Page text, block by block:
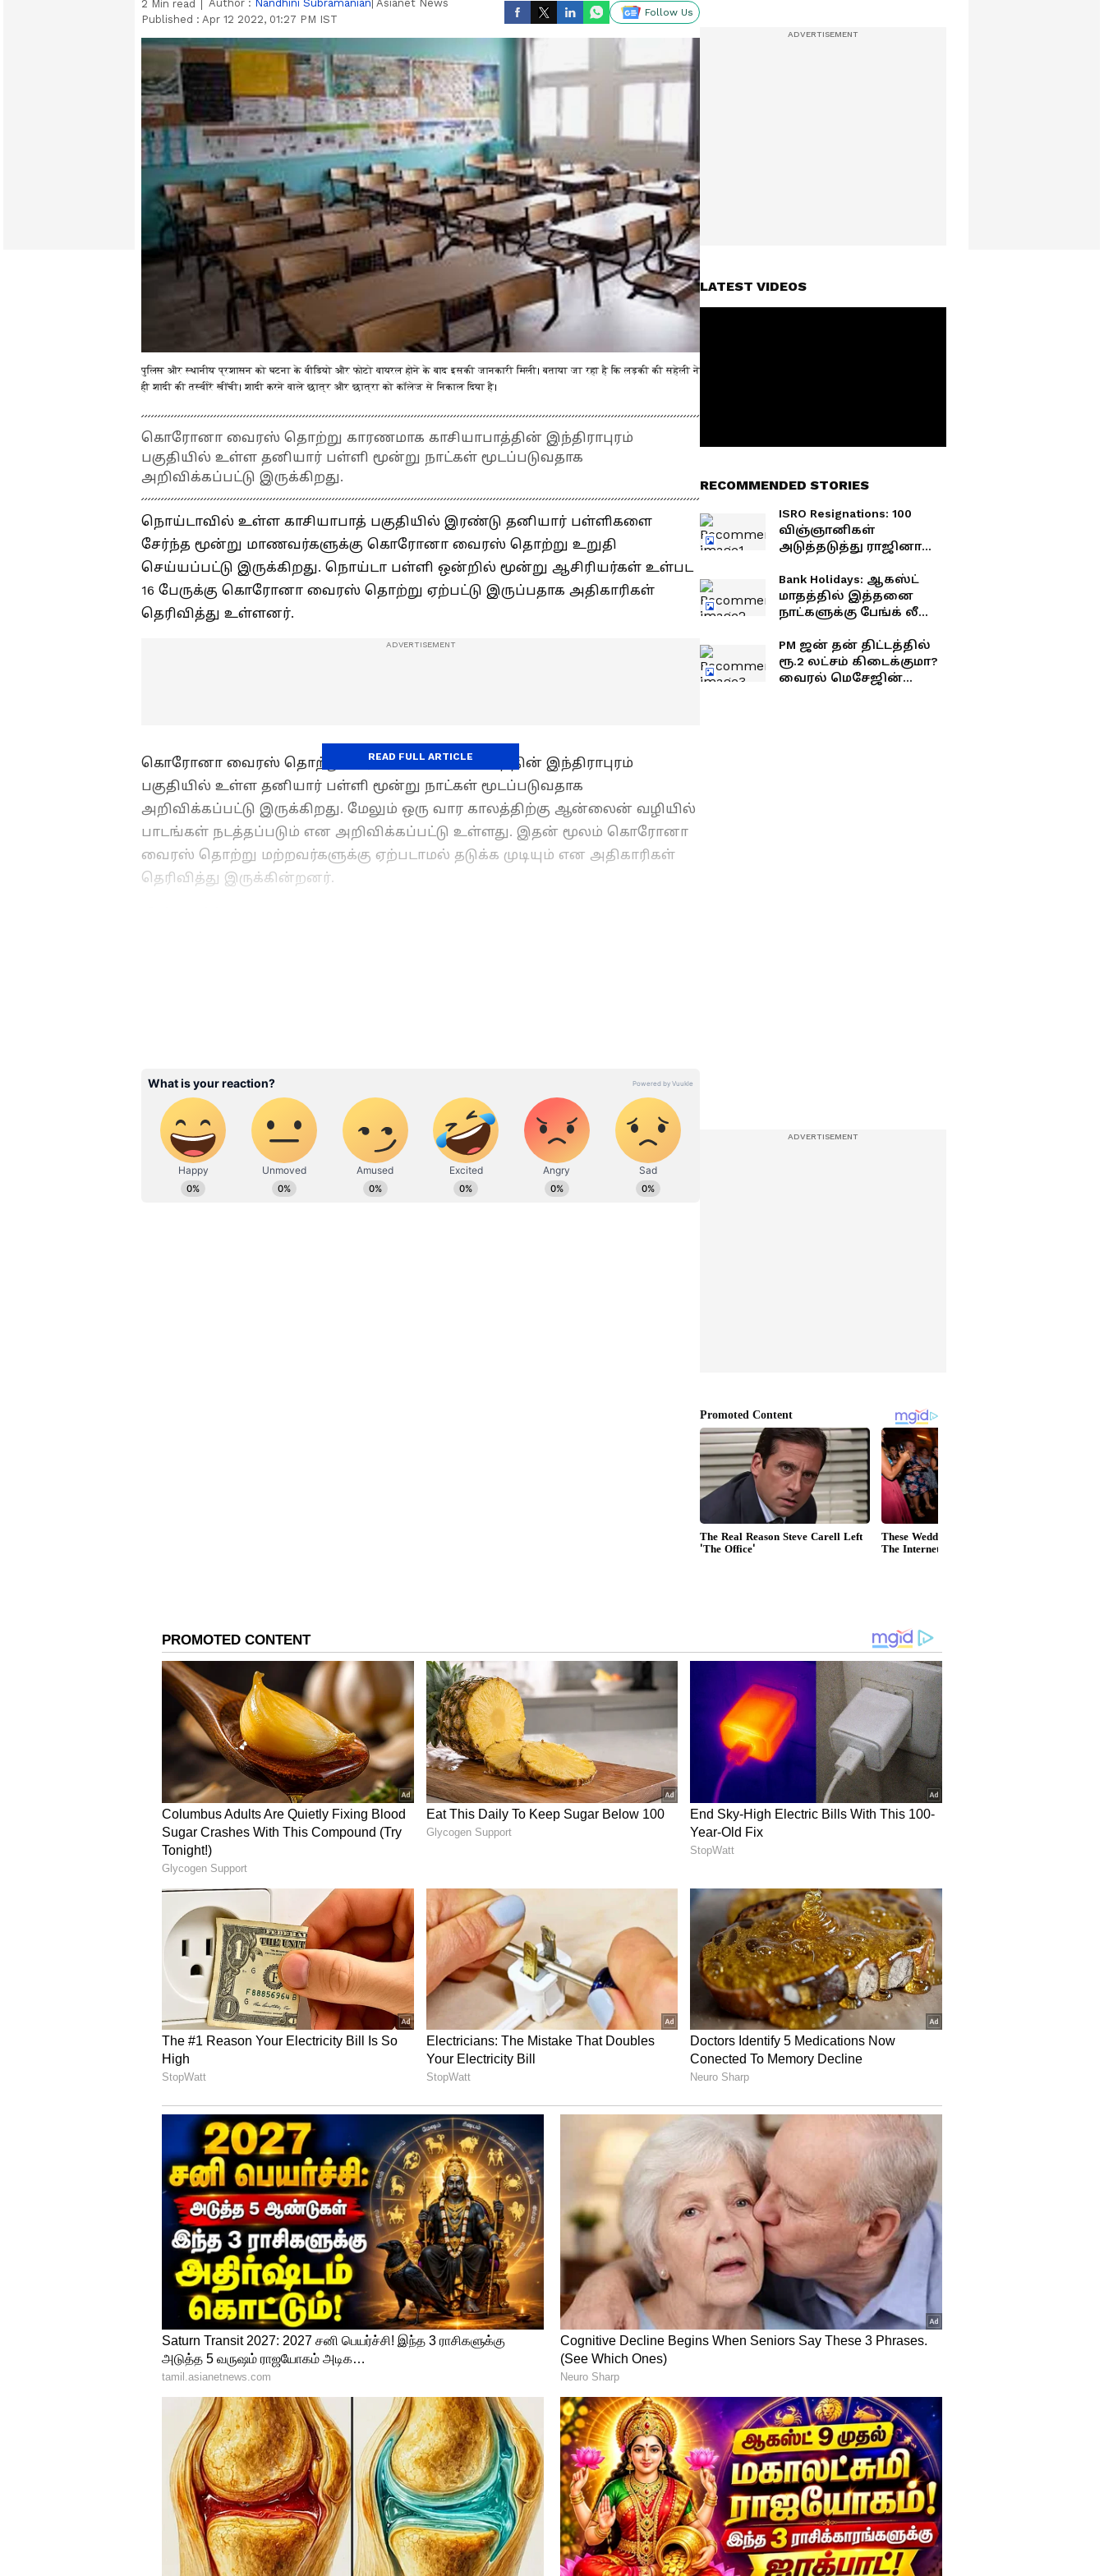
2 Min read Author : Nandhini Subramanian | Asianet News
Published : Apr 12 2022, 01:27 PM IST
Follow Us
पुलिस और स्थानीय प्रशासन को घटना के वीडियो और फोटो वायरल होने के बाद इसकी जानकारी मिली। बताया जा रहा है कि लड़की की सहेली ने
ही शादी की तस्वीरें खींची। शादी करने वाले छात्र और छात्रा को कॉलेज से निकाल दिया है।
கொரோனா வைரஸ் தொற்று காரணமாக காசியாபாத்தின் இந்திராபுரம்
பகுதியில் உள்ள தனியார் பள்ளி மூன்று நாட்கள் மூடப்படுவதாக
அறிவிக்கப்பட்டு இருக்கிறது.
நொய்டாவில் உள்ள காசியாபாத் பகுதியில் இரண்டு தனியார் பள்ளிகளை
சேர்ந்த மூன்று மாணவர்களுக்கு கொரோனா வைரஸ் தொற்று உறுதி
செய்யப்பட்டு இருக்கிறது. நொய்டா பள்ளி ஒன்றில் மூன்று ஆசிரியர்கள் உள்பட
16 பேருக்கு கொரோனா வைரஸ் தொற்று ஏற்பட்டு இருப்பதாக அதிகாரிகள்
தெரிவித்து உள்ளனர்.
கொரோனா வைரஸ் தொற்று காரணமாக காசியாபாத்தின் இந்திராபுரம்
பகுதியில் உள்ள தனியார் பள்ளி மூன்று நாட்கள் மூடப்படுவதாக
அறிவிக்கப்பட்டு இருக்கிறது. மேலும் ஒரு வார காலத்திற்கு ஆன்லைன் வழியில்
பாடங்கள் நடத்தப்படும் என அறிவிக்கப்பட்டு உள்ளது. இதன் மூலம் கொரோனா
வைரஸ் தொற்று மற்றவர்களுக்கு ஏற்படாமல் தடுக்க முடியும் என அதிகாரிகள்
தெரிவித்து இருக்கின்றனர்.
பாதிக்கப்பட்ட மூன்று பேரில் இருவர் ஒரே பள்ளியை சேர்ந்தவர்கள், இவர்களில்
ஒருவர் நொய்டாவில் சதித்து வருகிறார் என காசியாபாத் மூத்த மருத்துவ
பேர் பாதிக்கப்பட்ட பள்ளியில் தொடர்ந்து ஆன்லைன் வழி பாடம் நடத்த மாவட்ட
சுகாதார துறை அதிகாரிகள் தெரிவித்து இருக்கின்றனர்.
"ஆன்லைன் வழி பாடம் நடத்த திட்டமிட்டு இருக்கிறோம். பள்ளியை முழுமையாக
சுத்தப்படுத்த இருக்கிறோம். மாணவர்கள் ஏப்ரல் 18 ஆம் தேதி மீண்டும் பள்ளிக்கு
வர வேண்டும். பாதிக்கப்பட்டோருக்கு ரேபிட் ஆண்டிஜன் பரிசோதனையை
கொண்டு வர வேண்டும்," என பள்ளி அதிகாரி தெரிவித்தார்.
READ FULL ARTICLE
LATEST VIDEOS
RECOMMENDED STORIES
ISRO Resignations: 100
விஞ்ஞானிகள்
அடுத்தடுத்து ராஜினாமா..
நடக்கிறது?
Bank Holidays: ஆகஸ்ட்
மாதத்தில் இத்தனை
நாட்களுக்கு பேங்க் லீவா.!
இதோ!
PM ஜன் தன் திட்டத்தில்
ரூ.2 லட்சம் கிடைக்குமா?
வைரல் மெசேஜின்